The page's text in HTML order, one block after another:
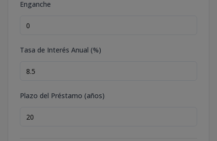
Enganche
Tasa de Interés Anual (%)
Plazo del Préstamo (años)